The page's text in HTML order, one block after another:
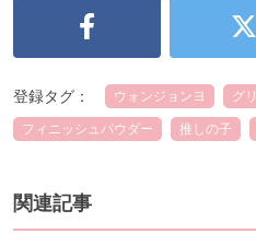
登録タグ： ウォンジョンヨ グ
フィニッシュパウダー 推しの子
関連記事